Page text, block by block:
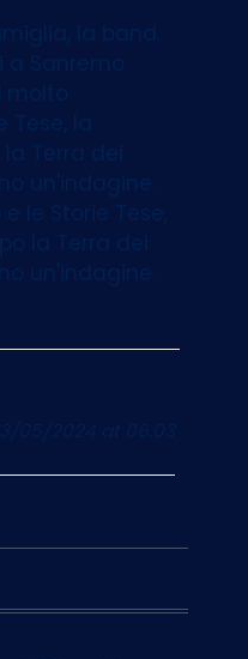
la band.
a Sanremo
molto
la
Terra dei
un'indagine.
le Storie Tese,
la Terra dei
un'indagine.
05/2024 at 06:03